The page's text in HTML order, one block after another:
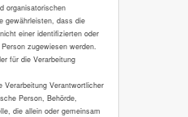
organisatorischen
gewährleisten, dass die
einer identifizierten oder
zugewiesen werden.
für die Verarbeitung
Verarbeitung Verantwortlicher
Person, Behörde,
die allein oder gemeinsam